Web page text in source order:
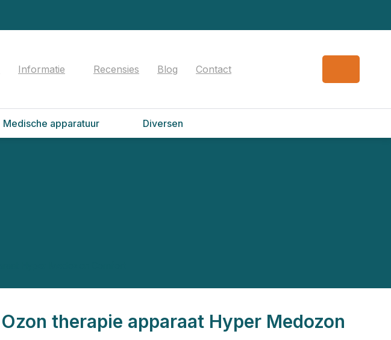
Informatie Recensies Blog Contact
Medische apparatuur Diversen
Ozon therapie apparaat Hyper Medozon